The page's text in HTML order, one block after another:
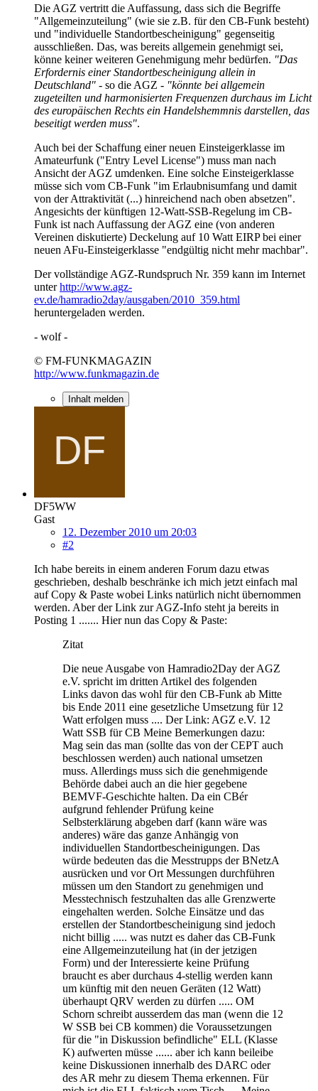
Die AGZ vertritt die Auffassung, dass sich die Begriffe
"Allgemeinzuteilung" (wie sie z.B. für den CB-Funk besteht)
und "individuelle Standortbescheinigung" gegenseitig
ausschließen. Das, was bereits allgemein genehmigt sei,
könne keiner weiteren Genehmigung mehr bedürfen. "Das
Erfordernis einer Standortbescheinigung allein in
Deutschland" - so die AGZ - "könnte bei allgemein
zugeteilten und harmonisierten Frequenzen durchaus im Licht
des europäischen Rechts ein Handelshemmnis darstellen, das
beseitigt werden muss".
Auch bei der Schaffung einer neuen Einsteigerklasse im
Amateurfunk ("Entry Level License") muss man nach
Ansicht der AGZ umdenken. Eine solche Einsteigerklasse
müsse sich vom CB-Funk "im Erlaubnisumfang und damit
von der Attraktivität (...) hinreichend nach oben absetzen".
Angesichts der künftigen 12-Watt-SSB-Regelung im CB-
Funk ist nach Auffassung der AGZ eine (von anderen
Vereinen diskutierte) Deckelung auf 10 Watt EIRP bei einer
neuen AFu-Einsteigerklasse "endgültig nicht mehr machbar".
Der vollständige AGZ-Rundspruch Nr. 359 kann im Internet
unterhttp://www.agz-
ev.de/hamradio2day/ausgaben/2010_359.html
heruntergeladen werden.
- wolf -
© FM-FUNKMAGAZIN
http://www.funkmagazin.de
Inhalt melden
DF5WW
Gast
12. Dezember 2010 um 20:03
#2
Ich habe bereits in einem anderen Forum dazu etwas
geschrieben, deshalb beschränke ich mich jetzt einfach mal
auf Copy & Paste wobei Links natürlich nicht übernommen
werden. Aber der Link zur AGZ-Info steht ja bereits in
Posting 1 ....... Hier nun das Copy & Paste:
Zitat
Die neue Ausgabe von Hamradio2Day der AGZ
e.V. spricht im dritten Artikel des folgenden
Links davon das wohl für den CB-Funk ab Mitte
bis Ende 2011 eine gesetzliche Umsetzung für 12
Watt erfolgen muss .... Der Link: AGZ e.V. 12
Watt SSB für CB Meine Bemerkungen dazu:
Mag sein das man (sollte das von der CEPT auch
beschlossen werden) auch national umsetzen
muss. Allerdings muss sich die genehmigende
Behörde dabei auch an die hier gegebene
BEMVF-Geschichte halten. Da ein CBér
aufgrund fehlender Prüfung keine
Selbsterklärung abgeben darf (kann wäre was
anderes) wäre das ganze Anhängig von
individuellen Standortbescheinigungen. Das
würde bedeuten das die Messtrupps der BNetzA
ausrücken und vor Ort Messungen durchführen
müssen um den Standort zu genehmigen und
Messtechnisch festzuhalten das alle Grenzwerte
eingehalten werden. Solche Einsätze und das
erstellen der Standortbescheinigung sind jedoch
nicht billig ..... was nutzt es daher das CB-Funk
eine Allgemeinzuteilung hat (in der jetzigen
Form) und der Interessierte keine Prüfung
braucht es aber durchaus 4-stellig werden kann
um künftig mit den neuen Geräten (12 Watt)
überhaupt QRV werden zu dürfen ..... OM
Schorn schreibt ausserdem das man (wenn die 12
W SSB bei CB kommen) die Voraussetzungen
für die "in Diskussion befindliche" ELL (Klasse
K) aufwerten müsse ...... aber ich kann beileibe
keine Diskussionen innerhalb des DARC oder
des AR mehr zu diesem Thema erkennen. Für